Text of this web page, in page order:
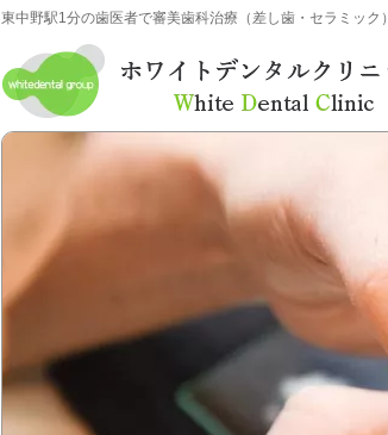
東中野駅1分の歯医者で審美歯科治療（差し歯・セラミック）